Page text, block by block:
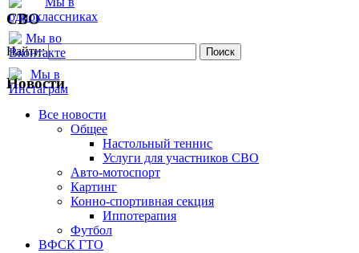
СВО
Найти:
Новости
Все новости
Oбщее
Настольный теннис
Услуги для участников СВО
Авто-мотоспорт
Картинг
Конно-спортивная секция
Иппотерапия
Футбол
ВФСК ГТО